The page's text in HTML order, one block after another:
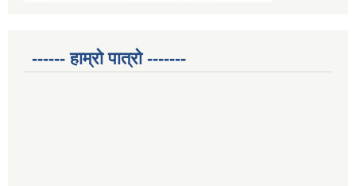
------ हाम्रो पात्रो -------